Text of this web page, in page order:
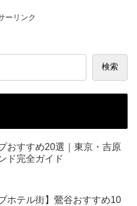
ーリンク
検索
おすすめ20選｜東京・吉原
ド完全ガイド
ホテル街】鶯谷おすすめ10